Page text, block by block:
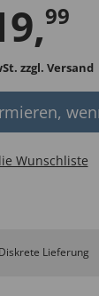
,99
zzgl. Versand
Wunschliste
Diskrete Lieferung